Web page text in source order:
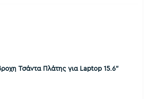
Τσάντα Πλάτης για Laptop 15.6"